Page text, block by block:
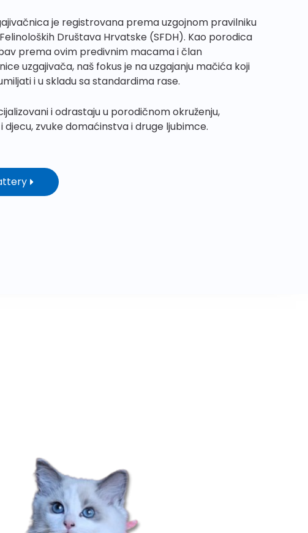
je registrovana prema uzgojnom pravilniku
Društava Hrvatske (SFDH). Kao porodica
prema ovim predivnim macama i član
uzgajivača, naš fokus je na uzgajanju mačića koji
i u skladu sa standardima rase.
i odrastaju u porodičnom okruženju,
djecu, zvuke domaćinstva i druge ljubimce.